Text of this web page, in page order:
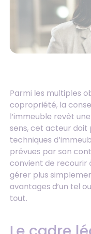
Parmi les multiples
copropriété, la
l’immeuble revêt
sens, cet acteur doit
techniques
prévues par son
convient de recourir
gérer plus
avantages d’un tel
tout.